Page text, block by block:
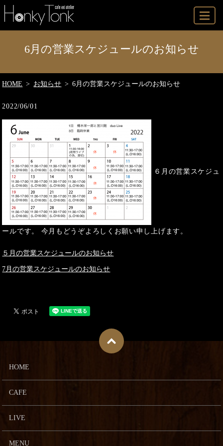
MENU
6月の営業スケジュールのお知らせ
HOME お知らせ 6月の営業スケジュールのお知らせ
2022/06/01
６月の営業スケジュ
ールです。 今月もどうぞよろしくお願い申し上げます。
５月の営業スケジュールのお知らせ
7月の営業スケジュールのお知らせ
HOME
CAFE
LIVE
MENU